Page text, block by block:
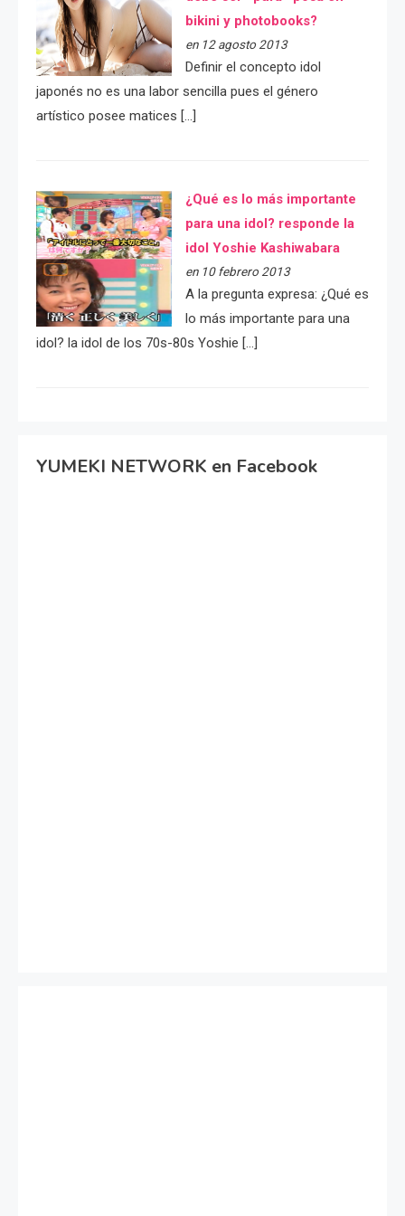
bikini y photobooks?
en 12 agosto 2013
Definir el concepto idol
japonés no es una labor sencilla pues el género
artístico posee matices […]
¿Qué es lo más importante
para una idol? responde la
idol Yoshie Kashiwabara
en 10 febrero 2013
A la pregunta expresa: ¿Qué es
lo más importante para una
idol? la idol de los 70s-80s Yoshie […]
YUMEKI NETWORK en Facebook